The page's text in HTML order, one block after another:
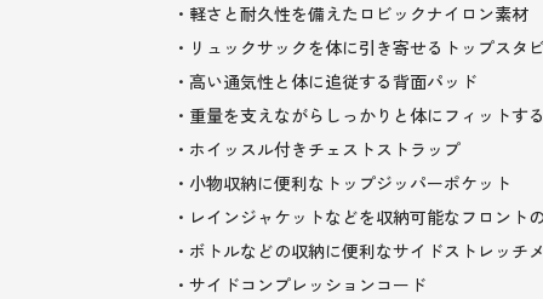
・軽さと耐久性を備えたロビックナイロン素材
・リュックサックを体に引き寄せるトップスタ
・高い通気性と体に追従する背面パッド
・重量を支えながらしっかりと体にフィットす
・ホイッスル付きチェストストラップ
・小物収納に便利なトップジッパーポケット
・レインジャケットなどを収納可能なフロント
・ボトルなどの収納に便利なサイドストレッチ
・サイドコンプレッションコード